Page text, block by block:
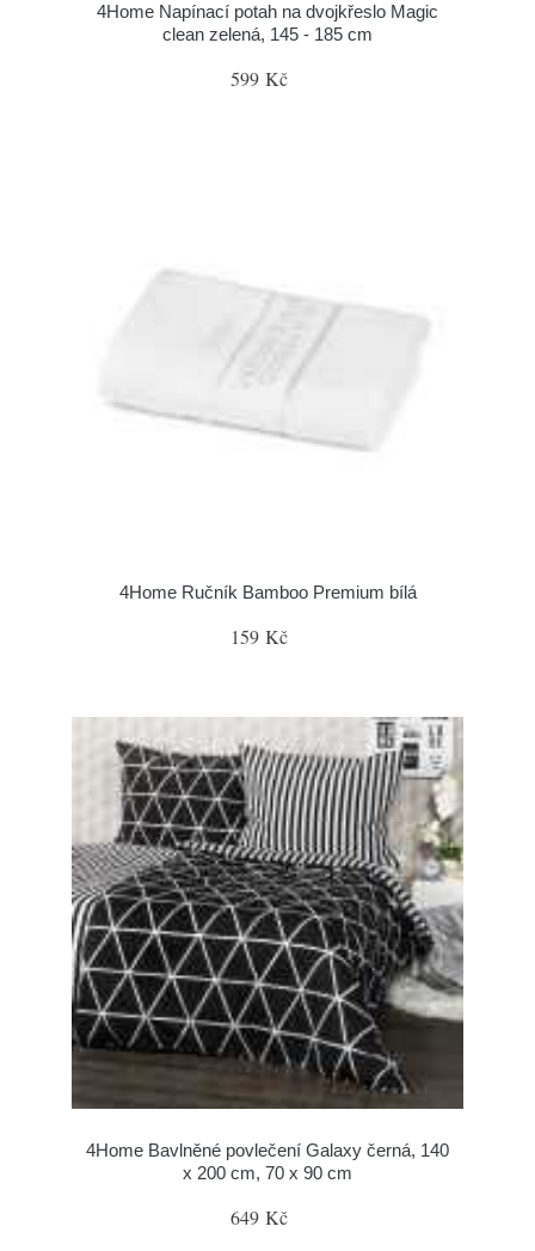
4Home Napínací potah na dvojkřeslo Magic
clean zelená, 145 - 185 cm
599 Kč
4Home Ručník Bamboo Premium bílá
159 Kč
4Home Bavlněné povlečení Galaxy černá, 140
x 200 cm, 70 x 90 cm
649 Kč